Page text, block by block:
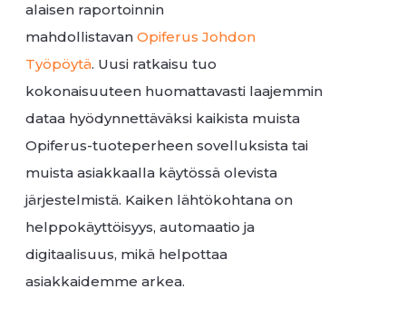
alaisen raportoinnin
mahdollistavanOpiferusJohdon
Työpöytä. Uusi ratkaisu tuo
kokonaisuuteen huomattavasti laajemmin
dataa hyödynnettäväksi kaikista muista
Opiferus-tuoteperheen sovelluksista tai
muista asiakkaalla käytössä olevista
järjestelmistä. Kaiken lähtökohtana on
helppokäyttöisyys, automaatio ja
digitaalisuus, mikä helpottaa
asiakkaidemme arkea.